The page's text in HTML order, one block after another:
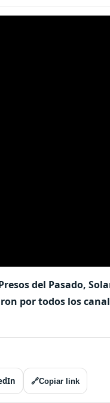
del Pasado,
por todos los
🔗Copiar link